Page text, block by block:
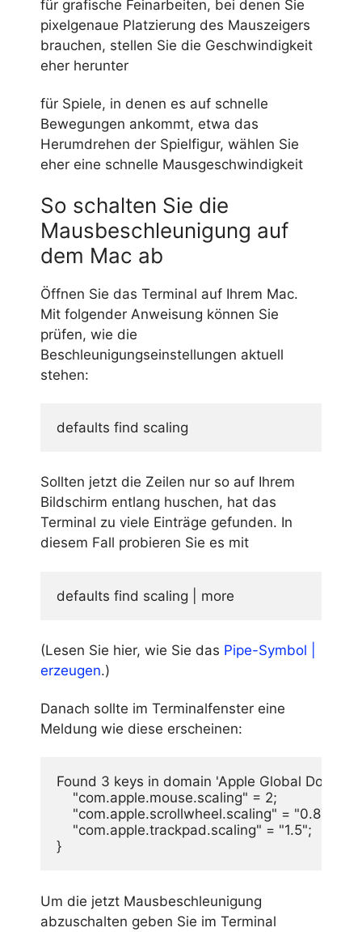
für grafische Feinarbeiten, bei denen Sie
pixelgenaue Platzierung des Mauszeigers
brauchen, stellen Sie die Geschwindigkeit
eher herunter
für Spiele, in denen es auf schnelle
Bewegungen ankommt, etwa das
Herumdrehen der Spielfigur, wählen Sie
eher eine schnelle Mausgeschwindigkeit
So schalten Sie die
Mausbeschleunigung auf
dem Mac ab
Öffnen Sie das Terminal auf Ihrem Mac.
Mit folgender Anweisung können Sie
prüfen, wie die
Beschleunigungseinstellungen aktuell
stehen:
defaults find scaling
Sollten jetzt die Zeilen nur so auf Ihrem
Bildschirm entlang huschen, hat das
Terminal zu viele Einträge gefunden. In
diesem Fall probieren Sie es mit
defaults find scaling | more
(Lesen Sie hier, wie Sie das Pipe-Symbol |
erzeugen.)
Danach sollte im Terminalfenster eine
Meldung wie diese erscheinen:
Found 3 keys in domain 'Apple Global
"com.apple.mouse.scaling" = 2;
"com.apple.scrollwheel.scaling" = "0.875";
"com.apple.trackpad.scaling" = "1.5";
}
Um die jetzt Mausbeschleunigung
abzuschalten geben Sie im Terminal